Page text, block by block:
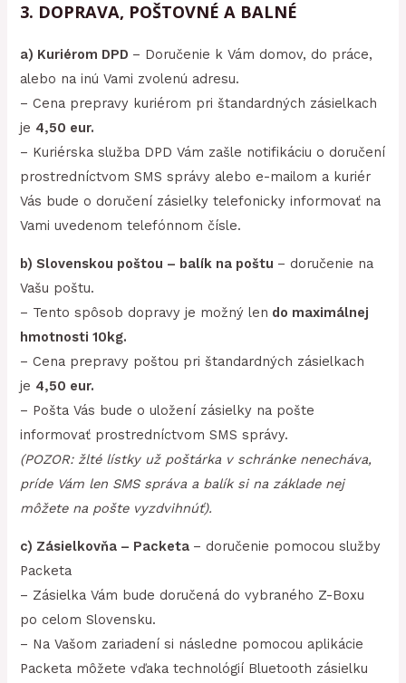
3. DOPRAVA, POŠTOVNÉ A BALNÉ
a) Kuriérom DPD – Doručenie k Vám domov, do práce,
alebo na inú Vami zvolenú adresu.
– Cena prepravy kuriérom pri štandardných zásielkach
je 4,50 eur.
– Kuriérska služba DPD Vám zašle notifikáciu o doručení
prostredníctvom SMS správy alebo e-mailom a kuriér
Vás bude o doručení zásielky telefonicky informovať na
Vami uvedenom telefónnom čísle.
b) Slovenskou poštou – balík na poštu – doručenie na
Vašu poštu.
– Tento spôsob dopravy je možný len do maximálnej
hmotnosti 10kg.
– Cena prepravy poštou pri štandardných zásielkach
je 4,50 eur.
– Pošta Vás bude o uložení zásielky na pošte
informovať prostredníctvom SMS správy.
(POZOR: žlté lístky už poštárka v schránke nenecháva,
príde Vám len SMS správa a balík si na základe nej
môžete na pošte vyzdvihnúť).
c) Zásielkovňa – Packeta – doručenie pomocou služby
Packeta
– Zásielka Vám bude doručená do vybraného Z-Boxu
po celom Slovensku.
– Na Vašom zariadení si následne pomocou aplikácie
Packeta môžete vďaka technológií Bluetooth zásielku